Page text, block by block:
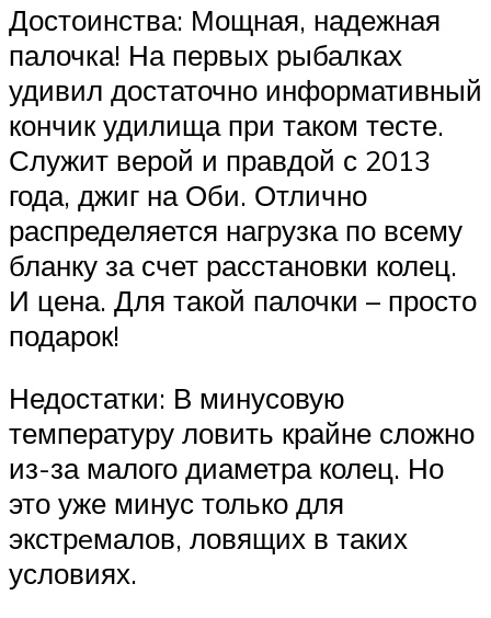
Достоинства: Мощная, надежная
палочка! На первых рыбалках
удивил достаточно информативный
кончик удилища при таком тесте.
Служит верой и правдой с 2013
года, джиг на Оби. Отлично
распределяется нагрузка по всему
бланку за счет расстановки колец.
И цена. Для такой палочки – просто
подарок!
Недостатки: В минусовую
температуру ловить крайне сложно
из-за малого диаметра колец. Но
это уже минус только для
экстрeмалов, ловящих в таких
условиях.